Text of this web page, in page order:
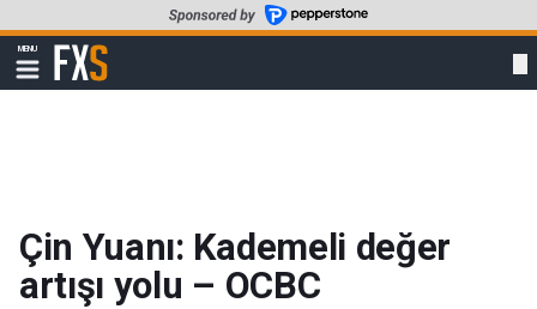
to
main
content
MENU
Show
navigation
FXStreet
Çin Yuanı: Kademeli değer
artışı yolu – OCBC